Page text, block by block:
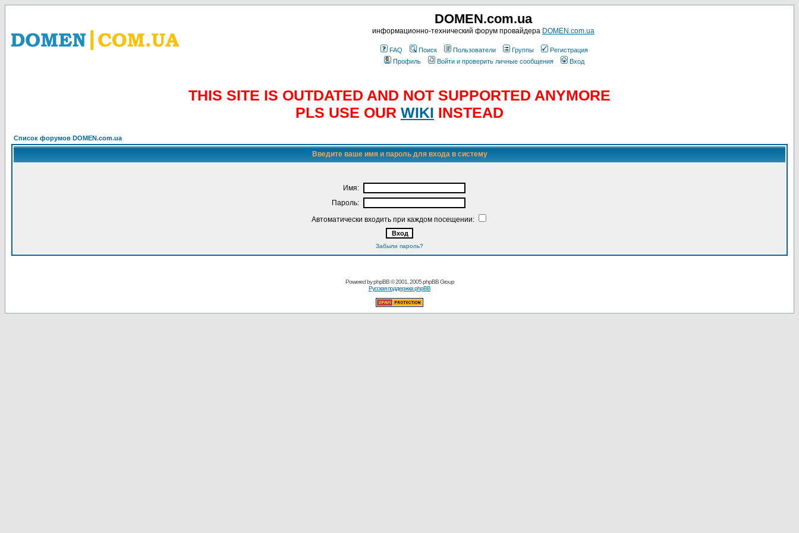
DOMEN.com.ua
информационно-технический форум провайдера DOMEN.com.ua
FAQ Поиск Пользователи Группы
Регистрация
Профиль
Войти и проверить личные сообщения Вход
THIS SITE IS OUTDATED AND NOT SUPPORTED ANYMORE
PLS USE OUR WIKI INSTEAD
Список форумов DOMEN.com.ua
Введите ваше имя и пароль для входа в систему
Имя:
Пароль:
Автоматически входить при каждом посещении:
Забыли пароль?
Powered byphpBB© 2001, 2005 phpBB Group
Русская поддержка phpBB